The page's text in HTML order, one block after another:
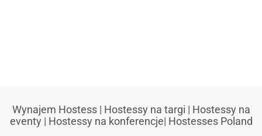
Wynajem Hostess| Hostessy na targi | Hostessy na
eventy | Hostessy na konferencje| Hostesses Poland